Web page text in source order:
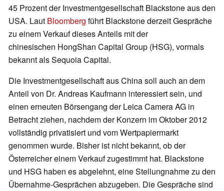
45 Prozent der Investmentgesellschaft Blackstone aus den
USA. Laut Bloomberg führt Blackstone derzeit Gespräche
zu einem Verkauf dieses Anteils mit der
chinesischen HongShan Capital Group (HSG), vormals
bekannt als Sequoia Capital.
Die Investmentgesellschaft aus China soll auch an dem
Anteil von Dr. Andreas Kaufmann interessiert sein, und
einen erneuten Börsengang der Leica Camera AG in
Betracht ziehen, nachdem der Konzern im Oktober 2012
vollständig privatisiert und vom Wertpapiermarkt
genommen wurde. Bisher ist nicht bekannt, ob der
Österreicher einem Verkauf zugestimmt hat. Blackstone
und HSG haben es abgelehnt, eine Stellungnahme zu den
Übernahme-Gesprächen abzugeben. Die Gespräche sind